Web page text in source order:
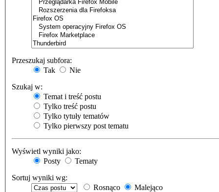
Przeszukaj subfora:
Tak
Nie
Szukaj w:
Temat i treść postu
Tylko treść postu
Tylko tytuły tematów
Tylko pierwszy post tematu
Wyświetl wyniki jako:
Posty
Tematy
Sortuj wyniki wg:
Rosnąco
Malejąco